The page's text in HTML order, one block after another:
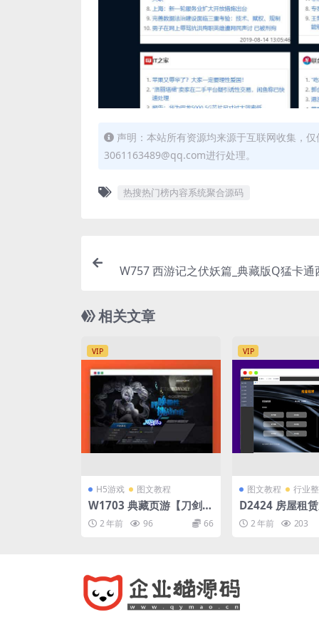
声明：本站所有资源均来源于互联网收集，
3061163489@qq.com进行处理。
热搜热门榜内容系统聚合源码
W757 西游记之伏妖篇_典藏版Q猛卡通
相关文章
VIP
H5游戏 图文教程
W1703 典藏页游【刀剑无
双之十代仙神器】最新整
理Win一键服务端+GM工
2 年前 96 66
VIP
图文教程 行业
D2424 房屋租
分享：
e 实现全功能解
2 年前 203